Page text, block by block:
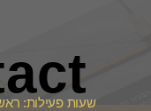
שעות פעילות: ראשון -